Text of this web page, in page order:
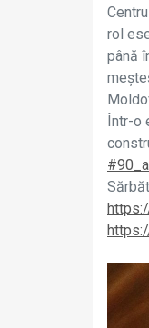
rol
până
Într-o